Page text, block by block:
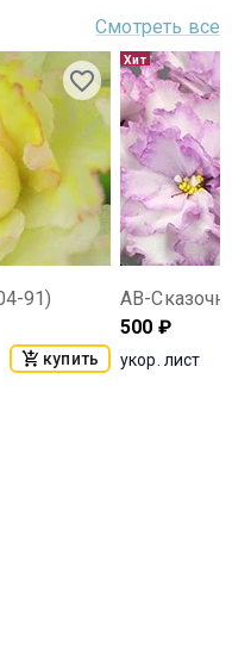
Смотреть все
91)
купить
Хит
500 ₽
укор. лист